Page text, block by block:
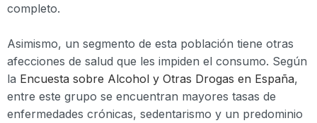
completo.
Asimismo, un segmento de esta población tiene otras
afecciones de salud que les impiden el consumo. Según
la Encuesta sobre Alcohol y Otras Drogas en España,
entre este grupo se encuentran mayores tasas de
enfermedades crónicas, sedentarismo y un predominio